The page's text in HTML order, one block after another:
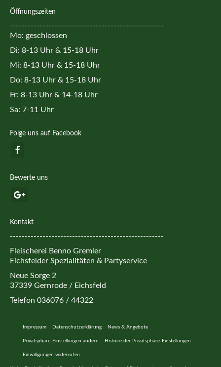
Öffnungszeiten
----------------------------------------------------
Mo: geschlossen
Di: 8-13 Uhr & 15-18 Uhr
Mi: 8-13 Uhr & 15-18 Uhr
Do: 8-13 Uhr & 15-18 Uhr
Fr: 8-13 Uhr & 14-18 Uhr
Sa: 7-11 Uhr
Folge uns auf Facebook
Bewerte uns
Kontakt
----------------------------------------------------
Fleischerei Benno Gremler
Eichsfelder Spezialitäten & Partyservice
Neue Sorge 2
37339 Gernrode / Eichsfeld
Telefon 036076 / 44322
Impressum Datenschutzerklärung News & Angebote
Privatsphäre-Einstellungen ändern Historie der Privatsphäre-Einstellungen
Einwilligungen widerrufen